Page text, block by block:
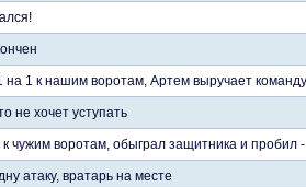
1 к нашим воротам, Артем выручает
не хочет уступать
чужим воротам, обыграл защитника и пробил
атаку, вратарь на месте